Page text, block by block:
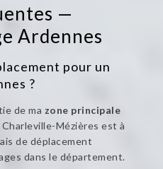
—
Ardennes
pour un
?
de ma zone principale
Mézières est à
de déplacement
dans le département.